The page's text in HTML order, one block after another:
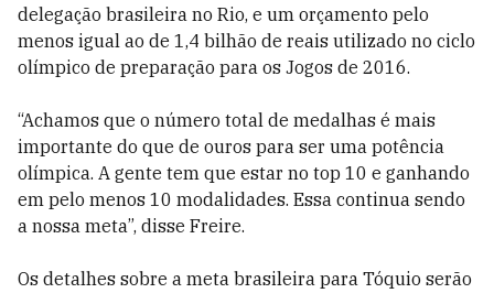
delegação brasileira no Rio, e um orçamento pelo
menos igual ao de 1,4 bilhão de reais utilizado no ciclo
olímpico de preparação para os Jogos de 2016.
“Achamos que o número total de medalhas é mais
importante do que de ouros para ser uma potência
olímpica. A gente tem que estar no top 10 e ganhando
em pelo menos 10 modalidades. Essa continua sendo
a nossa meta”, disse Freire.
Os detalhes sobre a meta brasileira para Tóquio serão